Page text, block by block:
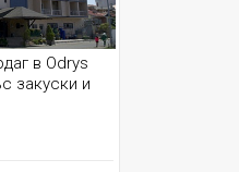
в Odrys
закуски и